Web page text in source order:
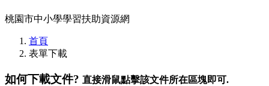
桃園市中小學學習扶助資源網
首頁
表單下載
如何下載文件? 直接滑鼠點擊該文件所在區塊即可.